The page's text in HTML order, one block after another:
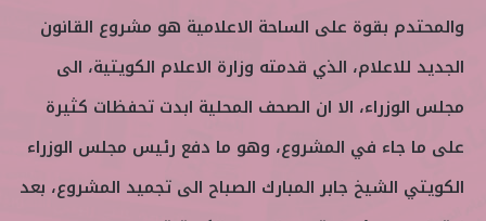
والمحتدم بقوة على الساحة الاعلامية هو مشروع القانون
الجديد للاعلام، الذي قدمته وزارة الاعلام الكويتية، الى
مجلس الوزراء، الا ان الصحف المحلية ابدت تحفظات كثيرة
على ما جاء في المشروع، وهو ما دفع رئيس مجلس الوزراء
الكويتي الشيخ جابر المبارك الصباح الى تجميد المشروع، بعد